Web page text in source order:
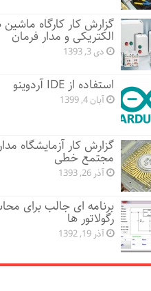
گزارش کار کارگاه
الکتریکی و مدار فرمان
دی 3, 1393
استفاده از IDE آردوینو
آبان 4, 1399
گزارش کار آزمایشگاه
مجتمع خطی
آذر 26, 1393
برنامه ای جالب برای
رگولاتور ها
آذر 19, 1392